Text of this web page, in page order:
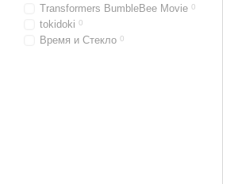
Transformers BumbleBee Movie 0
tokidoki 0
Время и Стекло 0